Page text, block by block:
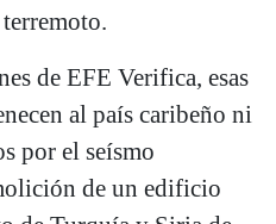
de EFE Verifica, esas
al país caribeño ni
por el seísmo
de un edificio